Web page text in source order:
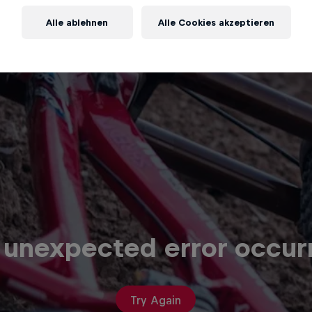
error
Try Again
Alle ablehnen Alle Cookies akzeptieren